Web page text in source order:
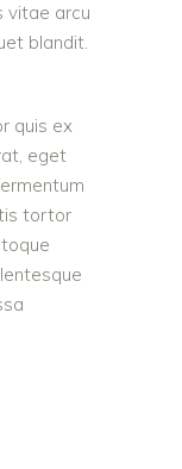
vitae arcu
blandit.
quis ex
eget
tortor